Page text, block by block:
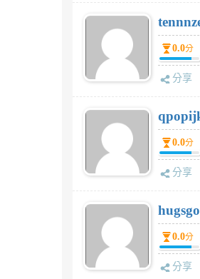
0.0分
分享
0.0分
分享
0.0分
分享